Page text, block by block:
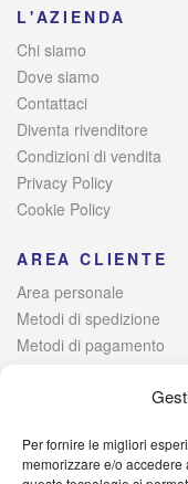
Per fornire le migliori
memorizzare e/o
L'AZIENDA
Chi siamo
Dove siamo
Contattaci
Diventa rivenditore
Condizioni di vendita
Privacy Policy
Cookie Policy
AREA CLIENTE
Area personale
Metodi di spedizione
Metodi di pagamento
© 2021 Italia